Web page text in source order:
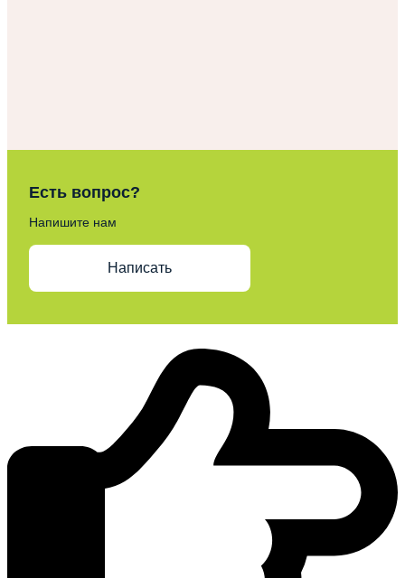
Есть вопрос?
Напишите нам
Написать